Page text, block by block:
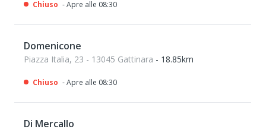
Chiuso - Apre alle 08:30
Domenicone
Piazza Italia, 23 - 13045 Gattinara - 18.85km
Chiuso - Apre alle 08:30
Di Mercallo